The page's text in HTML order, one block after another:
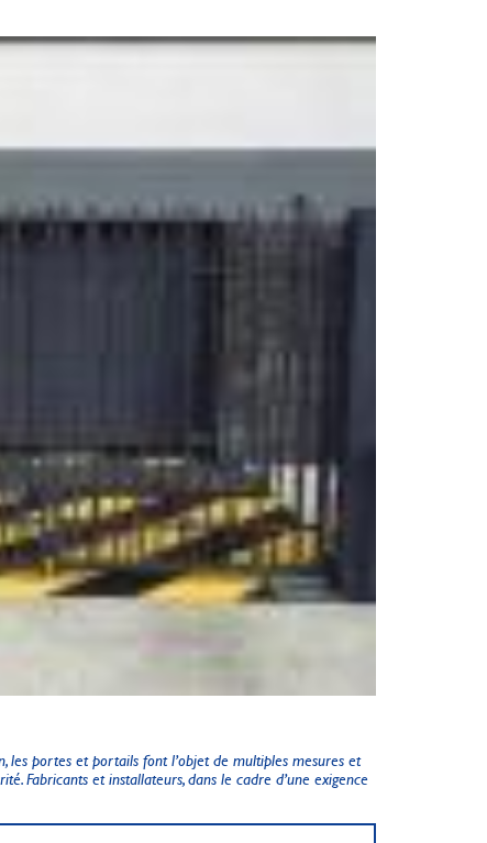
les portes et portails font l’objet de multiples mesures et
Fabricants et installateurs, dans le cadre d’une exigence